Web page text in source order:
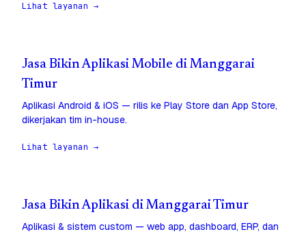
Lihat layanan →
Jasa Bikin Aplikasi Mobile di Manggarai
Timur
Aplikasi Android & iOS — rilis ke Play Store dan App Store,
dikerjakan tim in-house.
Lihat layanan →
Jasa Bikin Aplikasi di Manggarai Timur
Aplikasi & sistem custom — web app, dashboard, ERP, dan